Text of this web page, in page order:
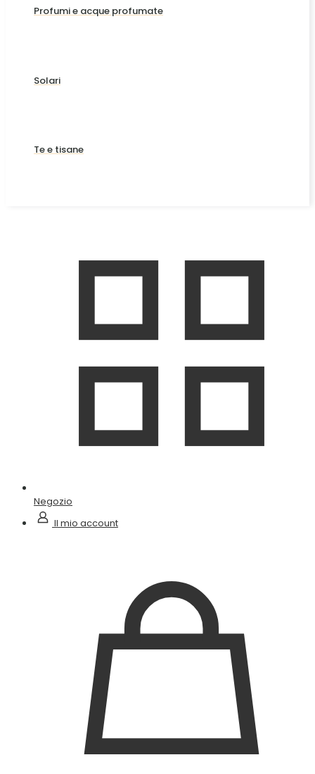
Profumi e acque profumate
Solari
Te e tisane
Negozio
Il mio account